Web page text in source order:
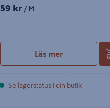
59 kr / M
Läs mer
Se lagerstatus i din butik